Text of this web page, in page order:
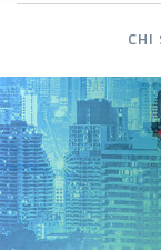
CHI